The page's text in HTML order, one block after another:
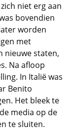
niet erg aan
bovendien
worden
met
nieuwe staten,
Na afloop
In Italië was
Benito
Het bleek te
media op de
te sluiten.